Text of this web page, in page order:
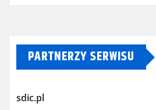
PARTNERZY SERWISU
sdic.pl